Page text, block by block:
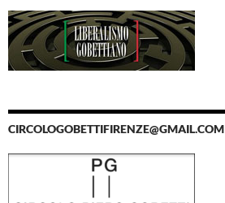
CIRCOLOGOBETTIFIRENZE@GMAIL.COM